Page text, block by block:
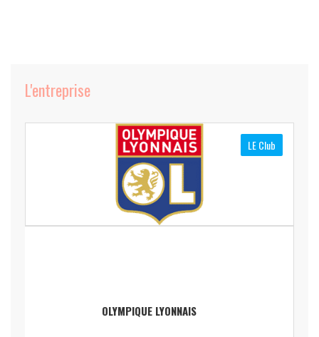
L'entreprise
LE Club
OLYMPIQUE LYONNAIS